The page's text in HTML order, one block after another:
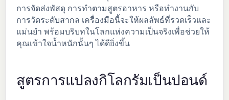
การจัดส่งพัสดุ การทำตามสูตรอาหาร หรือทำงานกับ
การวัดระดับสากล เครื่องมือนี้จะให้ผลลัพธ์ที่รวดเร็วและ
แม่นยำ พร้อมบริบทในโลกแห่งความเป็นจริงเพื่อช่วยให้
คุณเข้าใจน้ำหนักนั้นๆ ได้ดียิ่งขึ้น
สูตรการแปลงกิโลกรัมเป็นปอนด์